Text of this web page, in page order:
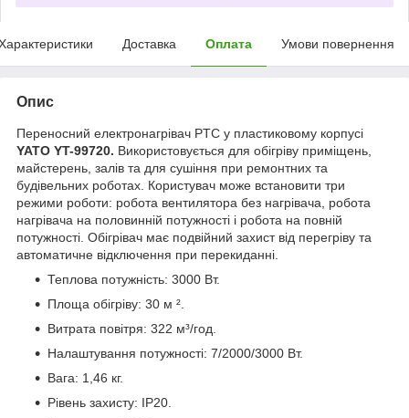
Доставка Оплата Умови повернення
Опис
Переносний електронагрівач PTC у пластиковому корпусі
YATO YT-99720. Використовується для обігріву приміщень,
майстерень, залів та для сушіння при ремонтних та
будівельних роботах. Користувач може встановити три
режими роботи: робота вентилятора без нагрівача, робота
нагрівача на половинній потужності і робота на повній
потужності. Обігрівач має подвійний захист від перегріву та
автоматичне відключення при перекиданні.
Теплова потужність: 3000 Вт.
Площа обігріву: 30 м ².
Витрата повітря: 322 м³/год.
Налаштування потужності: 7/2000/3000 Вт.
Вага: 1,46 кг.
Рівень захисту: IP20.